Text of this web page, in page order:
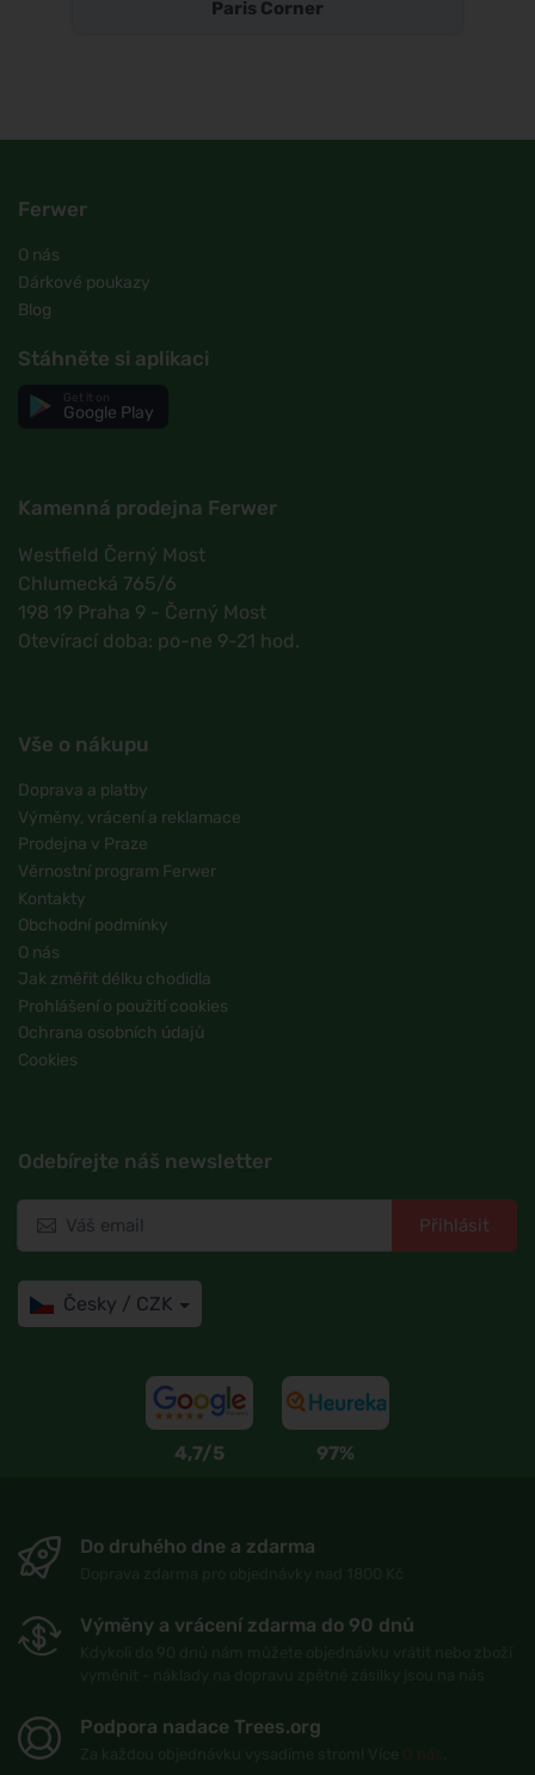
Paris Corner
Ferwer
O nás
Dárkové poukazy
Blog
Stáhněte si aplikaci
Google Play
Kamenná prodejna Ferwer
Westfield Černý Most
Chlumecká 765/6
198 19 Praha 9 - Černý Most
Otevírací doba: po-ne 9-21 hod.
Vše o nákupu
Doprava a platby
Výměny, vrácení a reklamace
Prodejna v Praze
Věrnostní program Ferwer
Kontakty
Obchodní podmínky
O nás
Jak změřit délku chodidla
Prohlášení o použití cookies
Ochrana osobních údajů
Cookies
Odebírejte náš newsletter
Přihlásit
Česky / CZK
4,7/5 97%
Do druhého dne a zdarma
Výměny a vrácení zdarma do 90 dnů
Podpora nadace Trees.org